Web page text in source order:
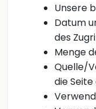
Unsere
Datum
des
Menge
Quelle/
die